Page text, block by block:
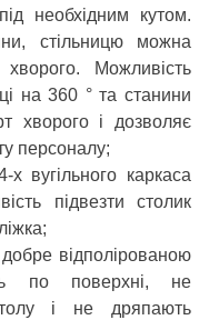
необхідним кутом.
стільницю можна
Можливість
на 360 ° та станини
хворого і дозволяє
персоналу;
х вугільного каркаса
підвезти столик
відполірованою
по поверхні, не
і не дряпають